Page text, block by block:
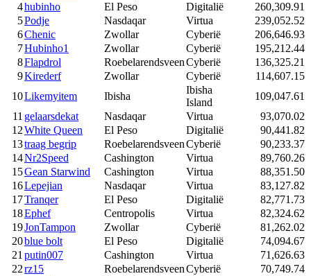
4hubinho El Peso Digitalië
260,309.91
5Podje Nasdaqar Virtua
239,052.52
6Chenic Zwollar Cyberië
206,646.93
7Hubinho1 Zwollar Cyberië
195,212.44
8Flapdrol RoebelarendsveenCyberië
136,325.21
9Kirederf Zwollar Cyberië
114,607.15
10Likemyitem Ibisha
Ibisha
Island
109,047.61
11 gelaarsdekat Nasdaqar Virtua
93,070.02
12White Queen El Peso Digitalië
90,441.82
13traag begrip RoebelarendsveenCyberië
90,233.37
14Nr2Speed Cashington Virtua
89,760.26
15Gean Starwind Cashington Virtua
88,351.50
16Lepejian Nasdaqar Virtua
83,127.82
17Tranqer El Peso Digitalië
82,771.73
18Ephef Centropolis Virtua
82,324.62
19JonTampon Zwollar Cyberië
81,262.02
20blue bolt El Peso Digitalië
74,094.67
21putin007 Cashington Virtua
71,626.63
22rz15 RoebelarendsveenCyberië
70,749.74